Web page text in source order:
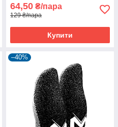
64,50 ₴/пара
129 ₴/пара
Купити
–40%